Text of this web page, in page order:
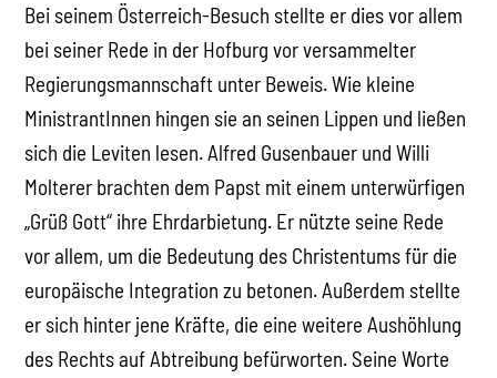
Bei seinem Österreich-Besuch stellte er dies vor allem
bei seiner Rede in der Hofburg vor versammelter
Regierungsmannschaft unter Beweis. Wie kleine
MinistrantInnen hingen sie an seinen Lippen und ließen
sich die Leviten lesen. Alfred Gusenbauer und Willi
Molterer brachten dem Papst mit einem unterwürfigen
„Grüß Gott“ ihre Ehrdarbietung. Er nützte seine Rede
vor allem, um die Bedeutung des Christentums für die
europäische Integration zu betonen. Außerdem stellte
er sich hinter jene Kräfte, die eine weitere Aushöhlung
des Rechts auf Abtreibung befürworten. Seine Worte